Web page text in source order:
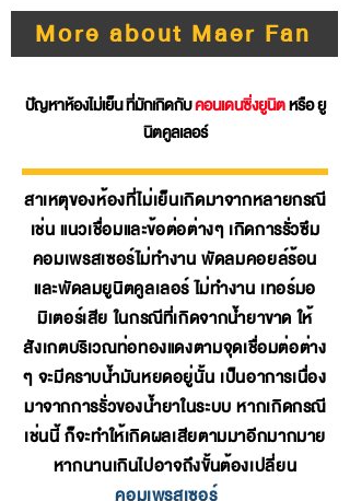
More about Maer Fan
ปัญหาห้องไม่เย็น ที่มักเกิดกับคอนเดนซิ่งยูนิตหรือ ยู
นิตคูลเลอร์
สาเหตุของห้องที่ไม่เย็นเกิดมาจากหลายกรณี
เช่น แนวเชื่อมและข้อต่อต่างๆ เกิดการรั่วซึม
คอมเพรสเซอร์ไม่ทำงาน พัดลมคอยล์ร้อน
และพัดลมยูนิตคูลเลอร์ ไม่ทำงาน เทอร์มอ
มิเตอร์เสีย ในกรณีที่เกิดจากน้ำยาขาด ให้
สังเกตบริเวณท่อทองแดงตามจุดเชื่อมต่อต่าง
ๆ จะมีคราบน้ำมันหยดอยู่นั้น เป็นอาการเนื่อง
มาจากการรั่วของน้ำยาในระบบ หากเกิดกรณี
เช่นนี้ ก็จะทำให้เกิดผลเสียตามมาอีกมากมาย
หากนานเกินไปอาจถึงขั้นต้องเปลี่ยน